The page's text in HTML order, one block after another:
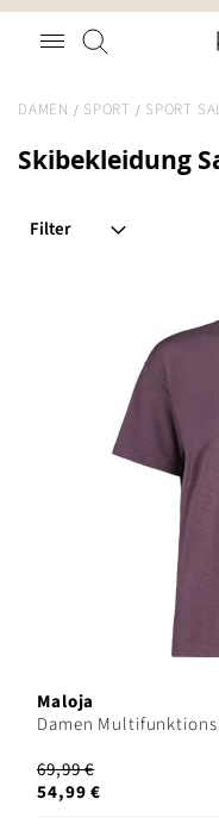
Zum
Inhalt
Suche
DAMEN SPORT SPORT
Skibekleidung
Maloja
Damen
69,99 €
54,99 €
Filter